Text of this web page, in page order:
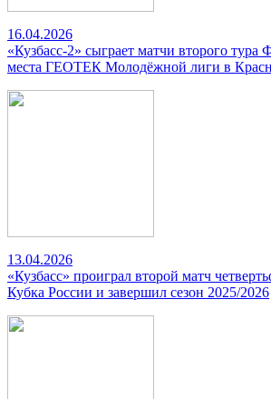
16.04.2026
«Кузбасс-2» сыграет матчи второго тура
места ГЕОТЕК Молодёжной лиги в
13.04.2026
«Кузбасс» проиграл второй матч
Кубка России и завершил сезон 2025/2026